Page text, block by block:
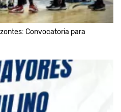
Convocatoria para